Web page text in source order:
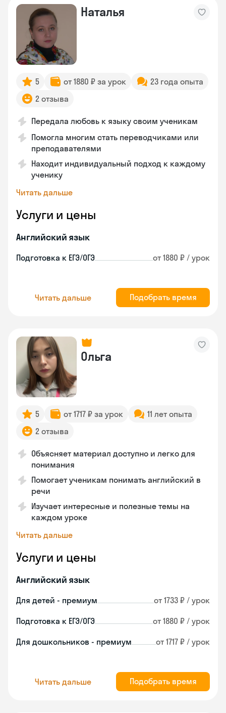
Наталья
5 от 1880 ₽ за урок
23 года опыта
2 отзыва
Передала любовь к языку своим ученикам
Помогла многим стать переводчиками или
преподавателями
Находит индивидуальный подход к каждому
ученику
Читать дальше
Услуги и цены
Английский язык
Подготовка к ЕГЭ/ОГЭ от 1880 ₽ / урок
Читать дальше Подобрать время
Ольга
5 от 1717 ₽ за урок
11 лет опыта
2 отзыва
Объясняет материал доступно и легко для
понимания
Помогает ученикам понимать английский в
речи
Изучает интересные и полезные темы на
каждом уроке
Читать дальше
Услуги и цены
Английский язык
Для детей - премиум от 1733 ₽ / урок
Подготовка к ЕГЭ/ОГЭ от 1880 ₽ / урок
Для дошкольников - премиум от 1717 ₽ / урок
Читать дальше Подобрать время